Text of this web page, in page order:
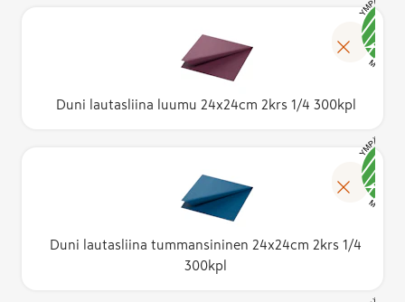
Duni lautasliina luumu 24x24cm 2krs 1/4 300kpl
Duni lautasliina tummansininen 24x24cm 2krs 1/4
300kpl